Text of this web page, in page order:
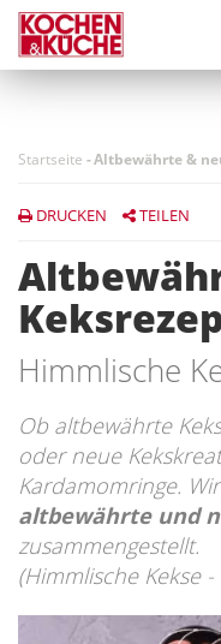
Direkt
zum
Inhalt
Startseite -Altbewährte &
DRUCKEN TEILEN
Himmlische
Ob altbewährte
oder neue
Kardamomringe.
altbewährte und
zusammengestellt.
(Himmlische Kekse